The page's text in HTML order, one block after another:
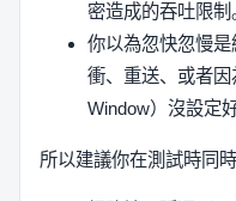
密造成的吞吐限制
你以為忽快忽慢
衝、重送、或者
Window）沒設定好
所以建議你在測試時同